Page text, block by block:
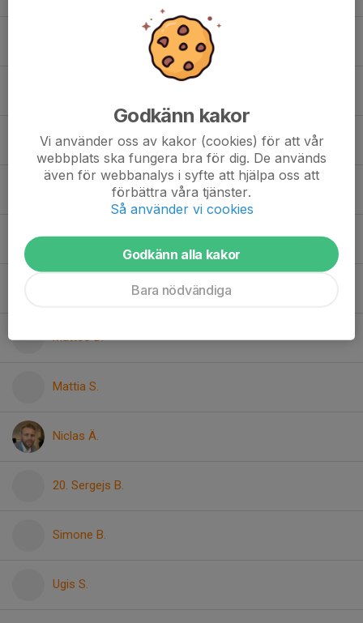
Hubert S.
Lukas G.
Matteo D.
Mattia S.
Niclas Ä.
20. Sergejs B.
Simone B.
Ugis S.
Godkänn kakor
Vi använder oss av kakor (cookies) för att vår
webbplats ska fungera bra för dig. De används
även för webbanalys i syfte att hjälpa oss att
förbättra våra tjänster.
Så använder vi cookies
Godkänn alla kakor
Bara nödvändiga